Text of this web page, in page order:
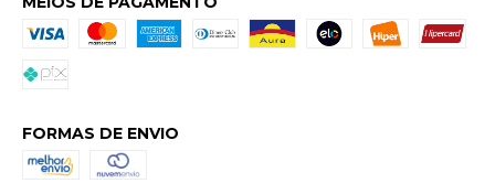
FORMAS DE ENVIO